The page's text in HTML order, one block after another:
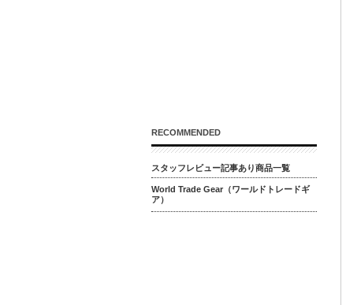
RECOMMENDED
スタッフレビュー記事あり商品一覧
World Trade Gear（ワールドトレードギ
ア）